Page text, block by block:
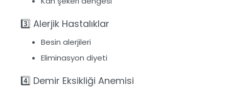
3️⃣ Alerjik Hastalıklar
Besin alerjileri
Eliminasyon diyeti
4️⃣ Demir Eksikliği Anemisi